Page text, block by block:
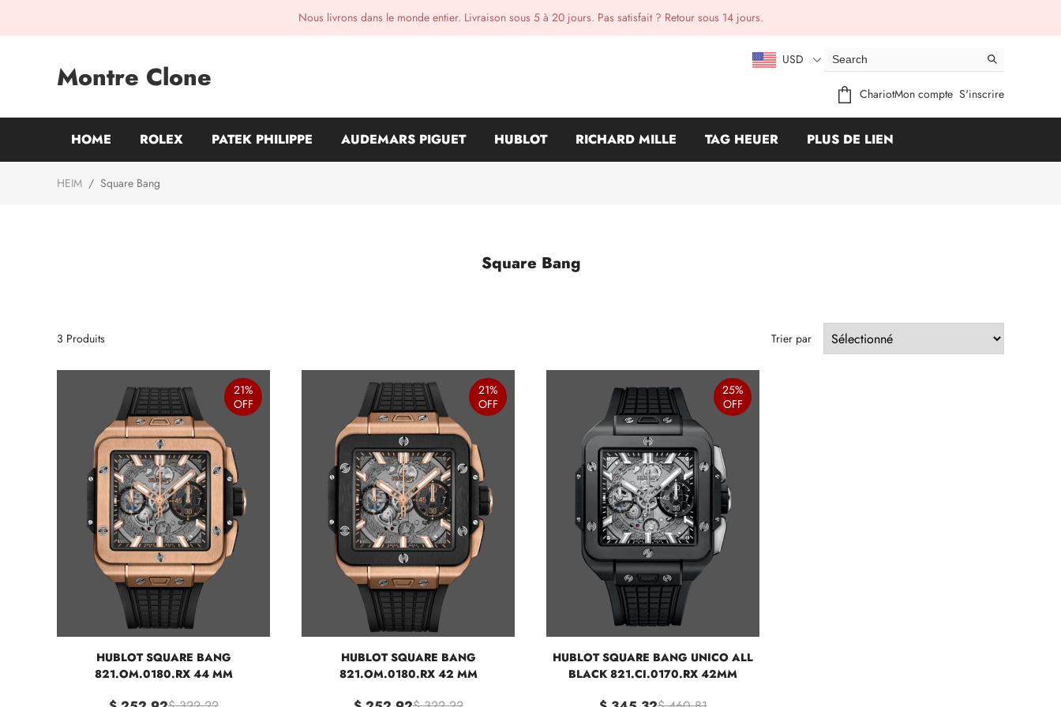
Nous livrons dans le monde entier. Livraison sous 5 à 20 jours. Pas satisfait ? Retour sous 14 jours.
Montre Clone
USD
ChariotMon compte S'inscrire
HOME ROLEX PATEK PHILIPPE AUDEMARS PIGUET HUBLOT RICHARD MILLE TAG HEUER PLUS DE LIEN
HEIM / Square Bang
Square Bang
3 Produits Trier par
21%
OFF
HUBLOT SQUARE BANG
821.OM.0180.RX 44 MM
21%
OFF
HUBLOT SQUARE BANG
821.OM.0180.RX 42 MM
25%
OFF
HUBLOT SQUARE BANG UNICO ALL
BLACK 821.CI.0170.RX 42MM